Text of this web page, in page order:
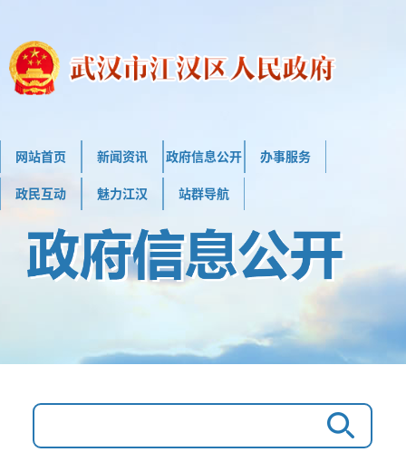
网站首页 新闻资讯 政府信息公开 办事服务
政民互动 魅力江汉 站群导航